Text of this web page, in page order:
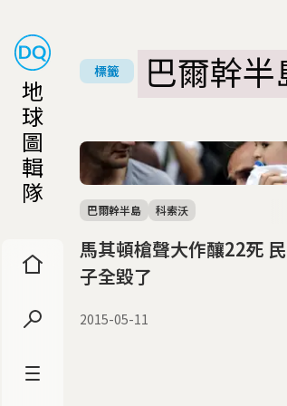
地
球
圖
輯
隊
標籤 巴爾幹半
馬其頓槍聲大作釀22死
子全毀了
巴爾幹半島 科索沃
2015-05-11